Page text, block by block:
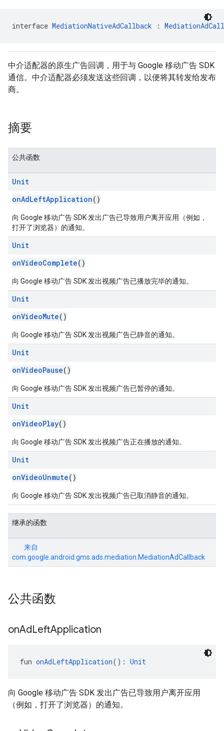
interface MediationNativeAdCallback :
中介适配器的原生广告回调，用于与 Google 移动广告 SDK
通信。中介适配器必须发送这些回调，以便将其转发给发布
商。
摘要
公共函数
Unit
onAdLeftApplication()
向 Google 移动广告 SDK 发出广告已导致用户离开应用（例如，
打开了浏览器）的通知。
Unit
onVideoComplete()
向 Google 移动广告 SDK 发出视频广告已播放完毕的通知。
Unit
onVideoMute()
向 Google 移动广告 SDK 发出视频广告已静音的通知。
Unit
onVideoPause()
向 Google 移动广告 SDK 发出视频广告已暂停的通知。
Unit
onVideoPlay()
向 Google 移动广告 SDK 发出视频广告正在播放的通知。
Unit
onVideoUnmute()
向 Google 移动广告 SDK 发出视频广告已取消静音的通知。
继承的函数
来自
com.google.android.gms.ads.mediation.MediationAdCallback
公共函数
onAdLeftApplication
fun onAdLeftApplication(): Unit
向 Google 移动广告 SDK 发出广告已导致用户离开应用
（例如，打开了浏览器）的通知。